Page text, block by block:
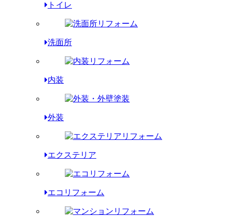
トイレ
洗面所
内装
外装
エクステリア
エコリフォーム